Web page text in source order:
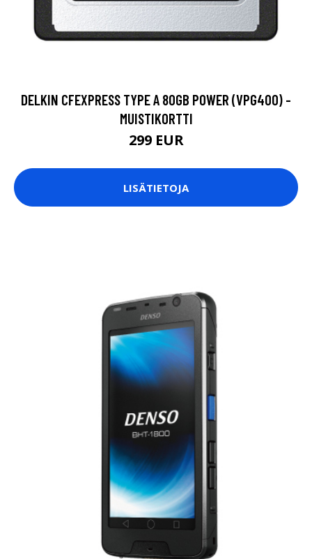
DELKIN CFEXPRESS TYPE A 80GB POWER (VPG400) -
MUISTIKORTTI
299 EUR
LISÄTIETOJA